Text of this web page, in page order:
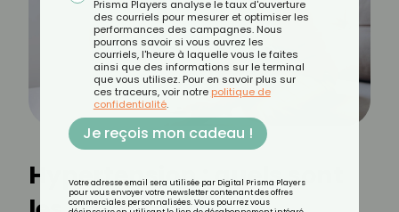
Hypertension : quels sont
Prisma Players analyse le taux d'ouverture
des courriels pour mesurer et optimiser les
performances des campagnes. Nous
pourrons savoir si vous ouvrez les
courriels, l'heure à laquelle vous le faites
ainsi que des informations sur le terminal
que vous utilisez. Pour en savoir plus sur
ces traceurs, voir notre politique de
confidentialité.
Je reçois mon cadeau !
Votre adresse email sera utilisée par Digital Prisma Players
pour vous envoyer votre newsletter contenant des offres
commerciales personnalisées. Vous pourrez vous